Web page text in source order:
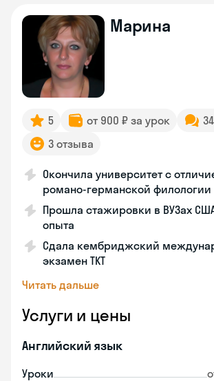
Марина
5 от 900 ₽ за урок
3 отзыва
Окончила университет с
романо-германской филологии
Прошла стажировки в ВУЗах
опыта
Сдала кембриджский
экзамен TKT
Читать дальше
Услуги и цены
Английский язык
Уроки